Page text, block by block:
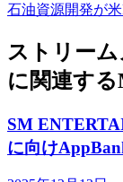
石油資源開発が
ストリー
に関連す
SM
に向け